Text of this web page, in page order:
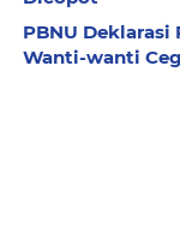
PBNU Deklarasi
Wanti-wanti